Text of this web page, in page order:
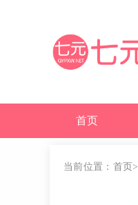
首页
当前位置： 首页>